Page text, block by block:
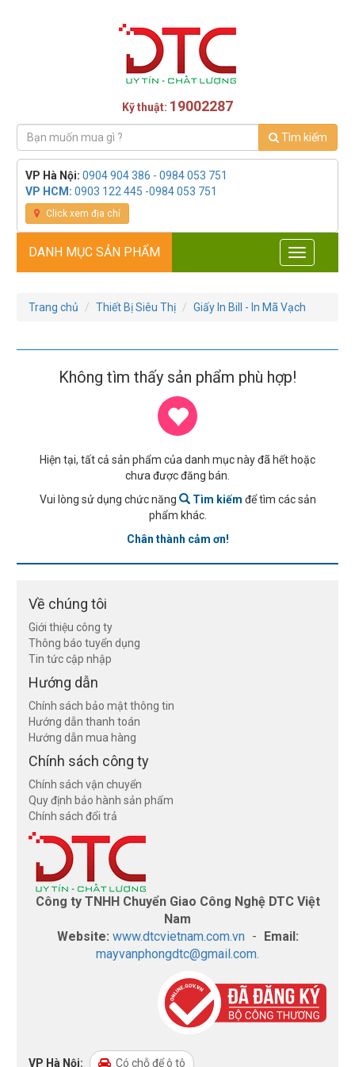
Kỹ thuật: 19002287
Tìm kiếm
VP Hà Nội:0904 904 386 - 0984 053 751
VP HCM:0903 122 445 -0984 053 751
Click xem địa chỉ
DANH MỤC SẢN PHẨM
Toggle
navigation
Trang chủ Thiết Bị Siêu Thị Giấy In Bill - In Mã Vạch
Không tìm thấy sản phẩm phù hợp!
Hiện tại, tất cả sản phẩm của danh mục này đã hết hoặc
chưa được đăng bán.
Vui lòng sử dụng chức năng
Tìm kiếm để tìm các sản
phẩm khác.
Chân thành cảm ơn!
Về chúng tôi
Giới thiệu công ty
Thông báo tuyển dụng
Tin tức cập nhập
Hướng dẫn
Chính sách bảo mật thông tin
Hướng dẫn thanh toán
Hướng dẫn mua hàng
Chính sách công ty
Chính sách vận chuyển
Quy định bảo hành sản phẩm
Chính sách đổi trả
Công ty TNHH Chuyển Giao Công Nghệ DTC Việt
Nam
Website: www.dtcvietnam.com.vn - Email:
mayvanphongdtc@gmail.com.
VP Hà Nội: Có chỗ để ô tô